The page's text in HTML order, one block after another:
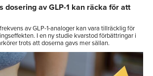
dosering av GLP-1 kan räcka för att
av GLP-1-analoger kan vara tillräcklig för
I en ny studie kvarstod förbättringar i
trots att doserna gavs mer sällan.